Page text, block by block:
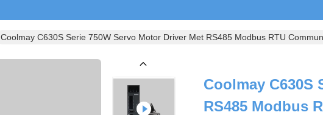
Coolmay C630S Serie 750W Servo Motor Driver Met RS485 Modbus RTU
Coolmay C630S
RS485 Modbus